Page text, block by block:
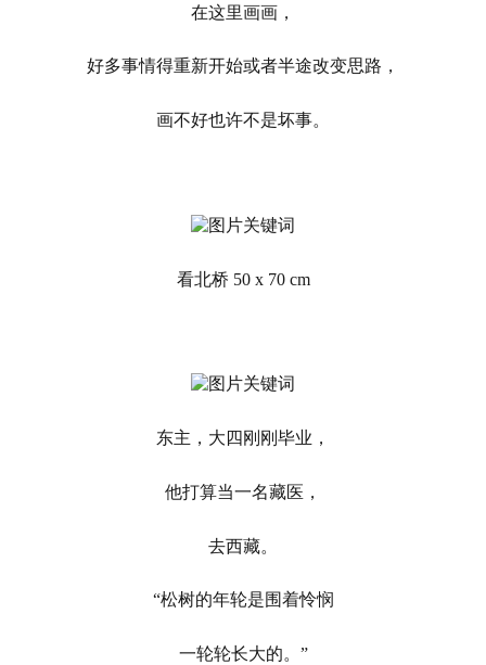
在这里画画，
好多事情得重新开始或者半途改变思路，
画不好也许不是坏事。
看北桥 50 x 70 cm
东主，大四刚刚毕业，
他打算当一名藏医，
去西藏。
“松树的年轮是围着怜悯
一轮轮长大的。”